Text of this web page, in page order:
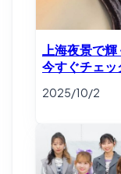
上海夜景で
今すぐチェッ
2025/10/2